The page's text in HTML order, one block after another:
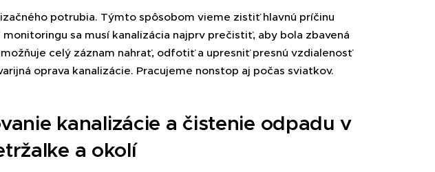
potrubia. Týmto spôsobom vieme zistiť hlavnú príčinu
sa musí kanalizácia najprv prečistiť, aby bola zbavená
celý záznam nahrať, odfotiť a upresniť presnú vzdialenosť
oprava kanalizácie. Pracujeme nonstop aj počas sviatkov.
kanalizácie a čistenie odpadu v
a okolí